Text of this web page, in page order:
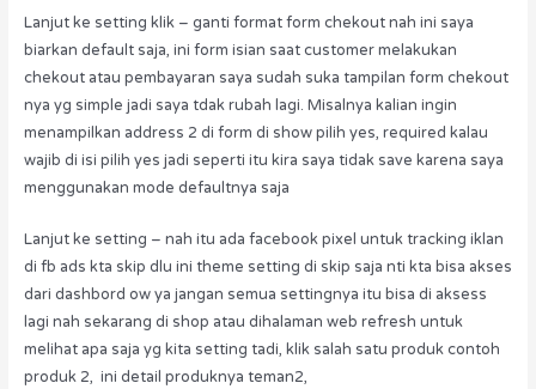
Lanjut ke setting klik – ganti format form chekout nah ini saya
biarkan default saja, ini form isian saat customer melakukan
chekout atau pembayaran saya sudah suka tampilan form chekout
nya yg simple jadi saya tdak rubah lagi. Misalnya kalian ingin
menampilkan address 2 di form di show pilih yes, required kalau
wajib di isi pilih yes jadi seperti itu kira saya tidak save karena saya
menggunakan mode defaultnya saja
Lanjut ke setting – nah itu ada facebook pixel untuk tracking iklan
di fb ads kta skip dlu ini theme setting di skip saja nti kta bisa akses
dari dashbord ow ya jangan semua settingnya itu bisa di aksess
lagi nah sekarang di shop atau dihalaman web refresh untuk
melihat apa saja yg kita setting tadi, klik salah satu produk contoh
produk 2, ini detail produknya teman2,